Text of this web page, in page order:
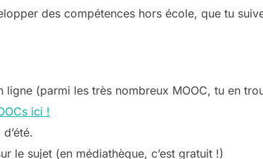
des compétences hors école, que tu
ligne (parmi les très nombreux MOOC, tu en
ici !
le sujet (en médiathèque, c’est gratuit !)